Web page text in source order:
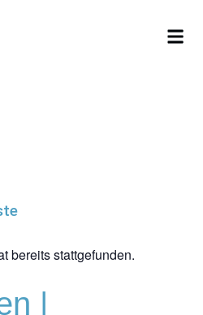
bereits stattgefunden.
|